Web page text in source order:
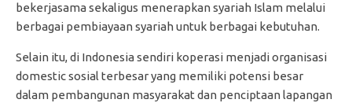
bekerjasama sekaligus menerapkan syariah Islam melalui
berbagai pembiayaan syariah untuk berbagai kebutuhan.
Selain itu, di Indonesia sendiri koperasi menjadi organisasi
domestic sosial terbesar yang memiliki potensi besar
dalam pembangunan masyarakat dan penciptaan lapangan